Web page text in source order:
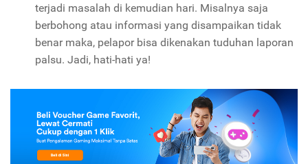
terjadi masalah di kemudian hari. Misalnya saja
berbohong atau informasi yang disampaikan tidak
benar maka, pelapor bisa dikenakan tuduhan laporan
palsu. Jadi, hati-hati ya!